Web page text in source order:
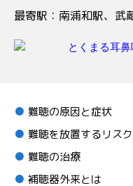
最寄駅：南浦和駅、武
難聴の原因と症状
難聴を放置するリスク
難聴の治療
補聴器外来とは